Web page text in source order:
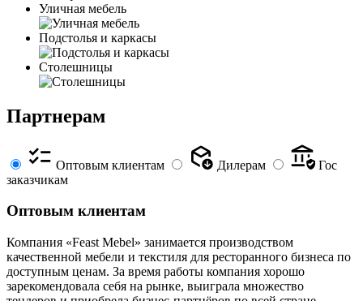
Уличная мебель
Подстолья и каркасы
Столешницы
Партнерам
Оптовым клиентам Дилерам
Гос
заказчикам
Оптовым клиентам
Компания «Feast Mebel» занимается производством
качественной мебели и текстиля для ресторанного бизнеса по
доступным ценам. За время работы компания хорошо
зарекомендовала себя на рынке, выиграла множество